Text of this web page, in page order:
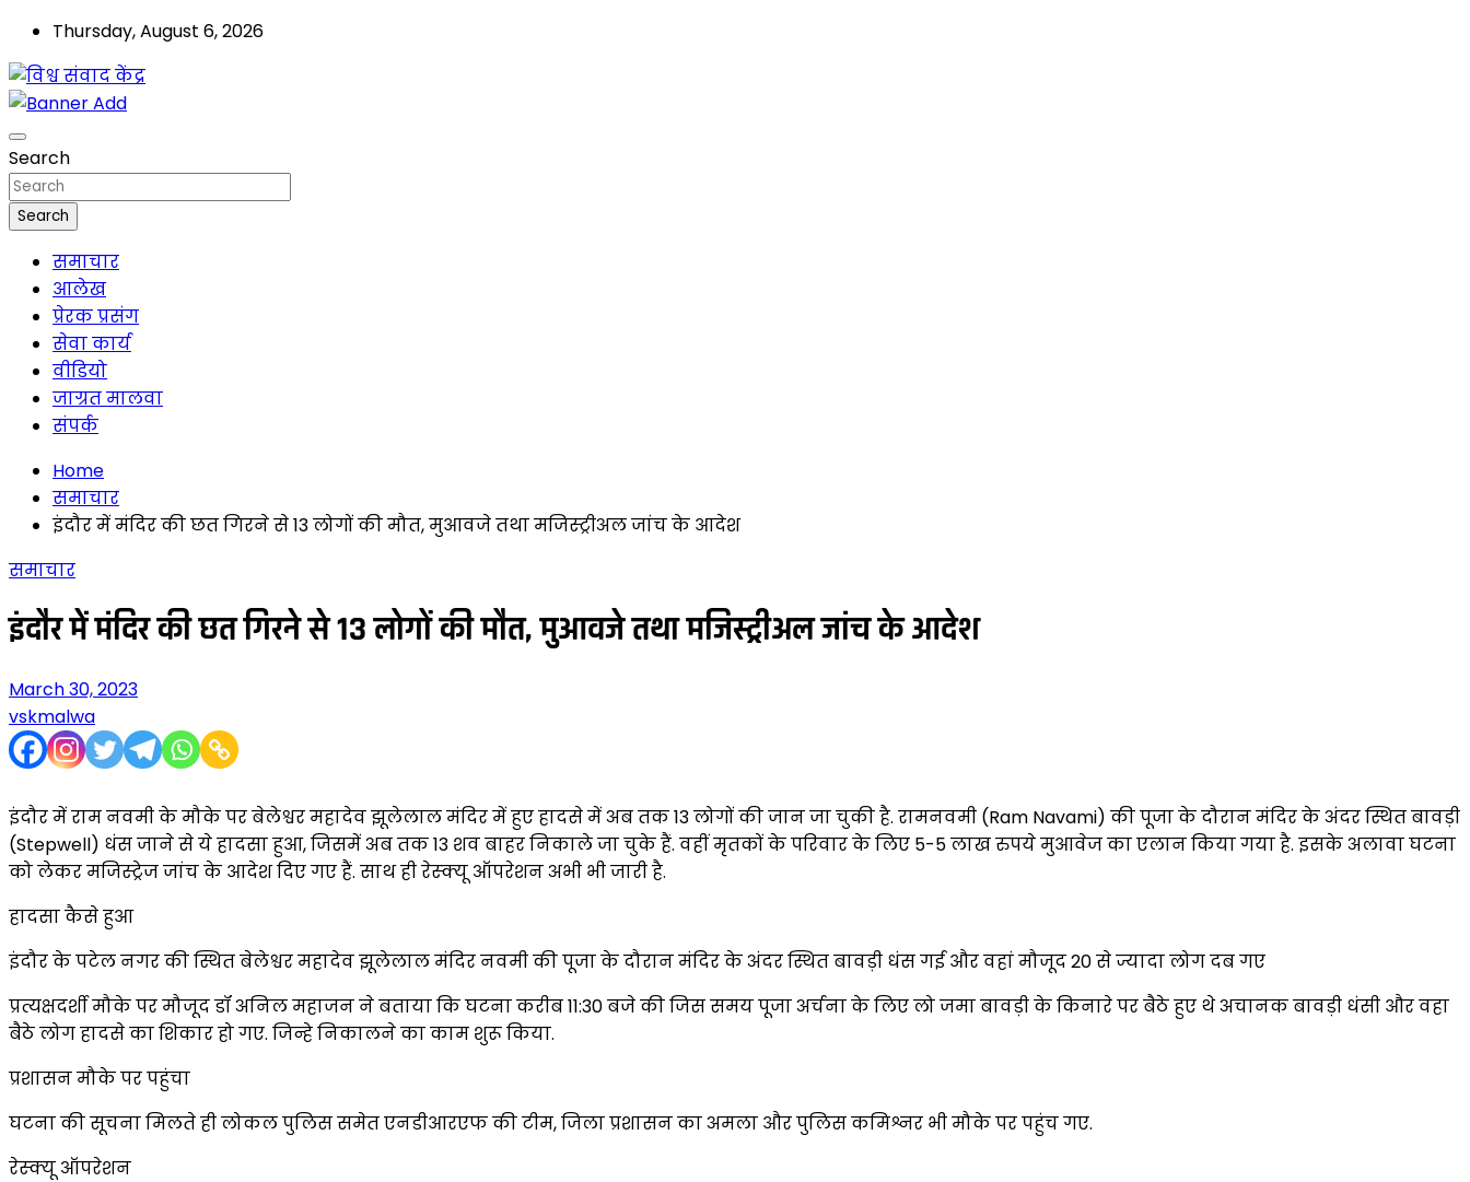
Skip
to
content
Thursday, August 6, 2026
विश्व संवाद केंद्र
Search
Search
समाचार
आलेख
प्रेरक प्रसंग
सेवा कार्य
वीडियो
जाग्रत मालवा
संपर्क
Home
समाचार
इंदौर में मंदिर की छत गिरने से 13 लोगों की मौत, मुआवजे तथा मजिस्ट्रीअल जांच के आदेश
समाचार
इंदौर में मंदिर की छत गिरने से 13 लोगों की मौत, मुआवजे तथा मजिस्ट्रीअल जांच के आदेश
March 30, 2023
vskmalwa
इंदौर में राम नवमी के मौके पर बेलेश्वर महादेव झूलेलाल मंदिर में हुए हादसे में अब तक 13 लोगों की जान जा चुकी है. रामनवमी (Ram Navami) की पूजा के दौरान मंदिर के अंदर स्थित बावड़ी
(Stepwell) धंस जाने से ये हादसा हुआ, जिसमें अब तक 13 शव बाहर निकाले जा चुके हैं. वहीं मृतकों के परिवार के लिए 5-5 लाख रुपये मुआवेज का एलान किया गया है. इसके अलावा घटना
को लेकर मजिस्ट्रेज जांच के आदेश दिए गए हैं. साथ ही रेस्क्यू ऑपरेशन अभी भी जारी है.
हादसा कैसे हुआ
इंदौर के पटेल नगर की स्थित बेलेश्वर महादेव झूलेलाल मंदिर नवमी की पूजा के दौरान मंदिर के अंदर स्थित बावड़ी धंस गई और वहां मौजूद 20 से ज्यादा लोग दब गए
प्रत्यक्षदर्शी मौके पर मौजूद डॉ अनिल महाजन ने बताया कि घटना करीब 11:30 बजे की जिस समय पूजा अर्चना के लिए लो जमा बावड़ी के किनारे पर बैठे हुए थे अचानक बावड़ी धंसी और वहा
बैठे लोग हादसे का शिकार हो गए. जिन्हे निकालने का काम शुरू किया.
प्रशासन मौके पर पहुंचा
घटना की सूचना मिलते ही लोकल पुलिस समेत एनडीआरएफ की टीम, जिला प्रशासन का अमला और पुलिस कमिश्नर भी मौके पर पहुंच गए.
रेस्क्यू ऑपरेशन